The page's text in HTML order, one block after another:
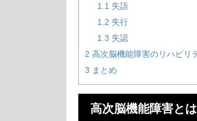
1.1 失語
1.2 失行
1.3 失認
2 高次脳機能障害のリハビリ
3 まとめ
高次脳機能障害と